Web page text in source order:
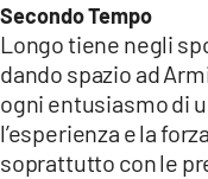
Secondo Tempo
Longo tiene negli
dando spazio ad
ogni entusiasmo di
l’esperienza e la
soprattutto con le